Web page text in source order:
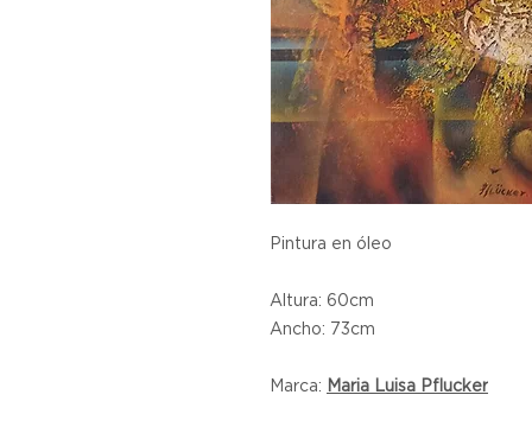
Pintura en óleo
Altura: 60cm
Ancho: 73cm
Marca: Maria Luisa Pflucker